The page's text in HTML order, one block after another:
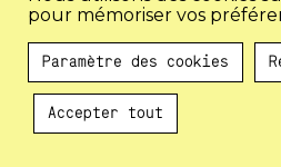
Au programme !
pour mémoriser vos
Paramètre des cookies
Accepter tout